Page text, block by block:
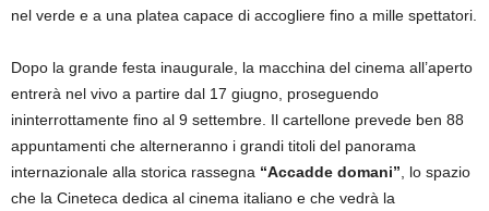
nel verde e a una platea capace di accogliere fino a mille spettatori.
Dopo la grande festa inaugurale, la macchina del cinema all’aperto
entrerà nel vivo a partire dal 17 giugno, proseguendo
ininterrottamente fino al 9 settembre. Il cartellone prevede ben 88
appuntamenti che alterneranno i grandi titoli del panorama
internazionale alla storica rassegna “Accadde domani”, lo spazio
che la Cineteca dedica al cinema italiano e che vedrà la